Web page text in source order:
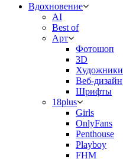
Вдохновение
AI
Best of
Арт
Фотошоп
3D
Художники
Веб-дизайн
Шрифты
18plus
Girls
OnlyFans
Penthouse
Playboy
FHM